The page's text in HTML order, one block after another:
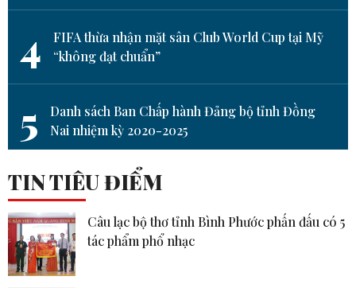
4
FIFA thừa nhận mặt sân Club World Cup tại Mỹ
“không đạt chuẩn”
5
Danh sách Ban Chấp hành Đảng bộ tỉnh Đồng
Nai nhiệm kỳ 2020-2025
TIN TIÊU ĐIỂM
Câu lạc bộ thơ tỉnh Bình Phước phấn đấu có 5
tác phẩm phổ nhạc